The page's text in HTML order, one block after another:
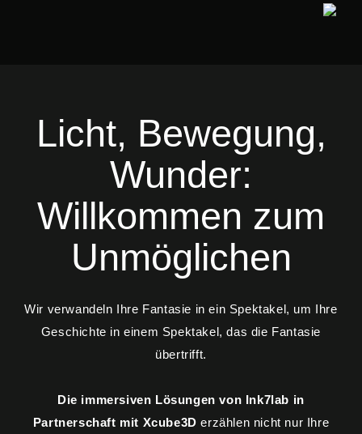
Licht, Bewegung,
Wunder:
Willkommen zum
Unmöglichen
Wir verwandeln Ihre Fantasie in ein Spektakel, um Ihre
Geschichte in einem Spektakel, das die Fantasie
übertrifft.
Die immersiven Lösungen von Ink7lab in
Partnerschaft mit Xcube3D erzählen nicht nur Ihre